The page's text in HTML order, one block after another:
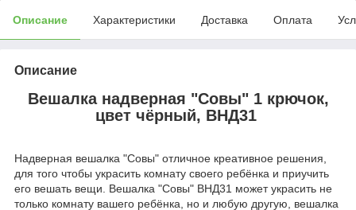
Описание Характеристики Доставка Оплата
Описание
Вешалка надверная "Совы" 1 крючок,
цвет чёрный, ВНД31
Надверная вешалка "Совы" отличное креативное решения,
для того чтобы украсить комнату своего ребёнка и приучить
его вешать вещи. Вешалка "Совы" ВНД31 может украсить не
только комнату вашего ребёнка, но и любую другую, вешалка